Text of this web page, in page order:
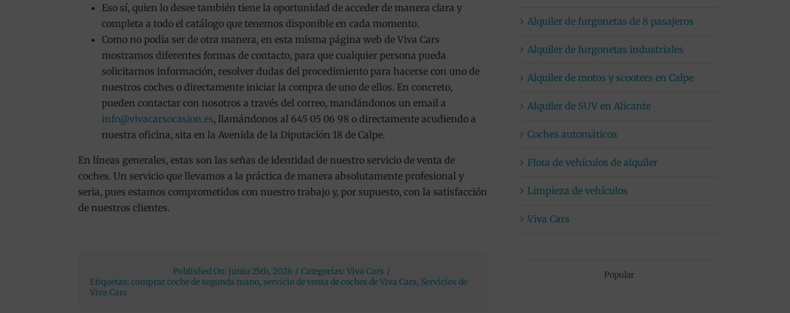
Eso sí, quien lo desee también tiene la oportunidad de acceder de manera clara y
completa a todo el catálogo que tenemos disponible en cada momento.
Como no podía ser de otra manera, en esta misma página web de Viva Cars
mostramos diferentes formas de contacto, para que cualquier persona pueda
solicitarnos información, resolver dudas del procedimiento para hacerse con uno de
nuestros coches o directamente iniciar la compra de uno de ellos. En concreto,
pueden contactar con nosotros a través del correo, mandándonos un email a
info@vivacarsocasion.es, llamándonos al 645 05 06 98 o directamente acudiendo a
nuestra oficina, sita en la Avenida de la Diputación 18 de Calpe.
En líneas generales, estas son las señas de identidad de nuestro servicio de venta de
coches. Un servicio que llevamos a la práctica de manera absolutamente profesional y
seria, pues estamos comprometidos con nuestro trabajo y, por supuesto, con la satisfacción
de nuestros clientes.
Published On: junio 25th, 2026 / Categorías:Viva Cars /
Etiquetas: comprar coche de segunda mano, servicio de venta de coches de Viva Cars, Servicios de
Viva Cars
Alquiler de furgonetas de 8 pasajeros
Alquiler de furgonetas industriales
Alquiler de motos y scooters en Calpe
Alquiler de SUV en Alicante
Coches automáticos
Flota de vehículos de alquiler
Limpieza de vehículos
Viva Cars
Popular